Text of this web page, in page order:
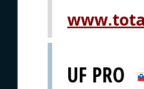
UF PRO